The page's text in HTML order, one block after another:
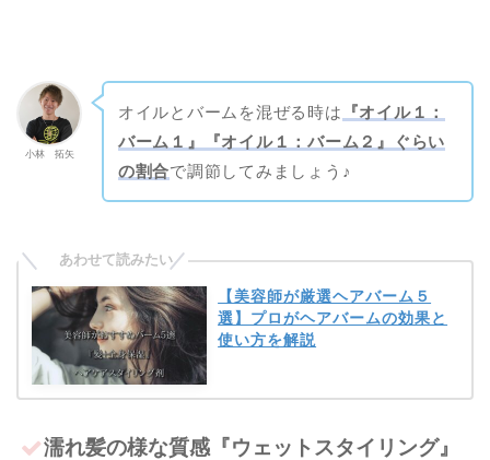
小林 拓矢
オイルとバームを混ぜる時は 『オイル１：
バーム１』『オイル１：バーム２』ぐらい
の割合で調節してみましょう♪
【美容師が厳選ヘアバーム５
選】プロがヘアバームの効果と
使い方を解説
濡れ髪の様な質感『ウェットスタイリング』